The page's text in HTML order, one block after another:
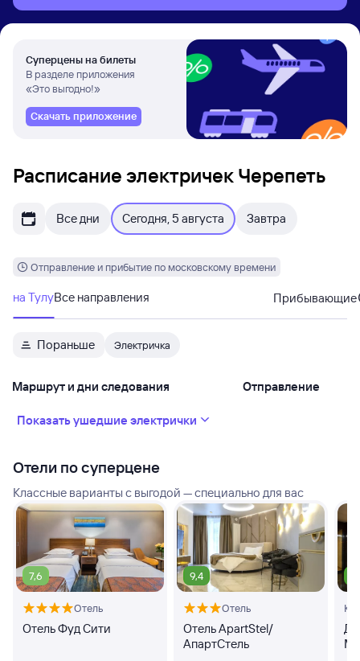
Суперцены на билеты
В разделе приложения
«Это выгодно!»
Скачать приложение
Расписание электричек Черепеть
Все дни Сегодня, 5 августа Завтра
Отправление и прибытие по московскому времени
на ТулуВсе направления Прибывающие
Пораньше Электричка
Маршрут и дни следования Отправление
Показать ушедшие электрички
Отели по суперцене
Классные варианты с выгодой — специально для вас
7,6
Отель
Отель Фуд Сити
9,4
Отель
Отель ApartStel/
АпартСтель